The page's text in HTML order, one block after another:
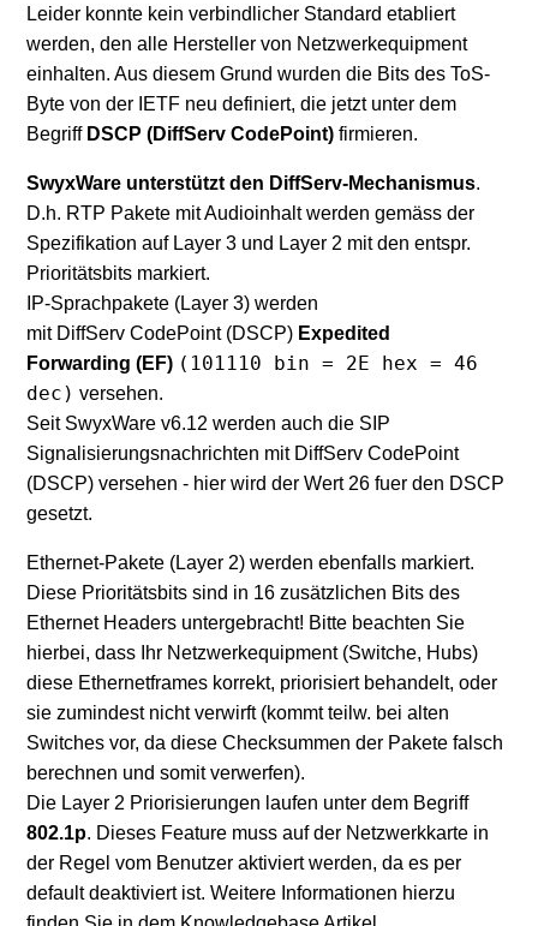
Leider konnte kein verbindlicher Standard etabliert
werden, den alle Hersteller von Netzwerkequipment
einhalten. Aus diesem Grund wurden die Bits des ToS-
Byte von der IETF neu definiert, die jetzt unter dem
Begriff DSCP (DiffServ CodePoint) firmieren.
SwyxWare unterstützt den DiffServ-Mechanismus.
D.h. RTP Pakete mit Audioinhalt werden gemäss der
Spezifikation auf Layer 3 und Layer 2 mit den entspr.
Prioritätsbits markiert.
IP-Sprachpakete (Layer 3) werden
mit DiffServ CodePoint (DSCP) Expedited
Forwarding (EF) (101110 bin = 2E hex = 46
dec) versehen.
Seit SwyxWare v6.12 werden auch die SIP
Signalisierungsnachrichten mit DiffServ CodePoint
(DSCP) versehen - hier wird der Wert 26 fuer den DSCP
gesetzt.
Ethernet-Pakete (Layer 2) werden ebenfalls markiert.
Diese Prioritätsbits sind in 16 zusätzlichen Bits des
Ethernet Headers untergebracht! Bitte beachten Sie
hierbei, dass Ihr Netzwerkequipment (Switche, Hubs)
diese Ethernetframes korrekt, priorisiert behandelt, oder
sie zumindest nicht verwirft (kommt teilw. bei alten
Switches vor, da diese Checksummen der Pakete falsch
berechnen und somit verwerfen).
Die Layer 2 Priorisierungen laufen unter dem Begriff
802.1p. Dieses Feature muss auf der Netzwerkkarte in
der Regel vom Benutzer aktiviert werden, da es per
default deaktiviert ist. Weitere Informationen hierzu